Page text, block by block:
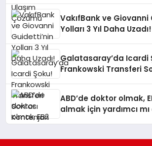
VakıfBank ve Giovanni
Yolları 3 Yıl Daha Uzadı!
Galatasaray’da Icardi
Frankowski Transferi
ABD’de doktor olmak,
almak için yardımcı